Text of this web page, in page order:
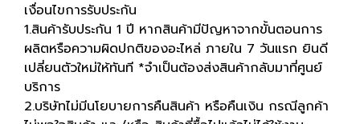
เงื่อนไขการรับประกัน
1.สินค้ารับประกัน 1 ปี หากสินค้ามีปัญหาจากขั้นตอนการ
ผลิตหรือความผิดปกติของอะไหล่ ภายใน 7 วันแรก ยินดี
เปลี่ยนตัวใหม่ให้ทันที *จำเป็นต้องส่งสินค้ากลับมาที่ศูนย์
บริการ
2.บริษัทไม่มีนโยบายการคืนสินค้า หรือคืนเงิน กรณีลูกค้า